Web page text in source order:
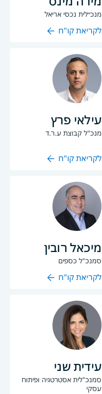
מנכ״לית נכסי אריאל
לקריאת קו"ח
עילאי פרץ
מנכ"ל קבוצת ע.ר.ד
לקריאת קו"ח
מיכאל רובין
סמנכ"ל כספים
לקריאת קו"ח
עידית שני
סמנכ"לית אסטרטגיה ופיתוח
עסקי